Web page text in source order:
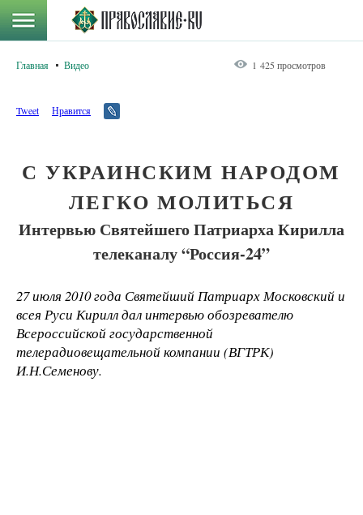
Главная Видео 1 425 просмотров
Tweet Нравится
С УКРАИНСКИМ НАРОДОМ
ЛЕГКО МОЛИТЬСЯ
Интервью Святейшего Патриарха Кирилла
телеканалу “Россия-24”
27 июля 2010 года Святейший Патриарх Московский и
всея Руси Кирилл дал интервью обозревателю
Всероссийской государственной
телерадиовещательной компании (ВГТРК)
И.Н.Семенову.